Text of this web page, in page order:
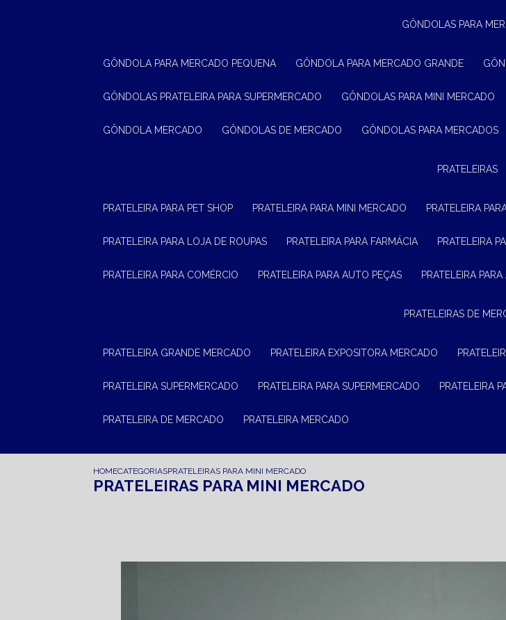
GÔNDOLAS PARA
GÔNDOLA PARA MERCADO PEQUENA GÔNDOLA PARA MERCADO GRANDE
GÔNDOLAS PRATELEIRA PARA SUPERMERCADO GÔNDOLAS PARA MINI MERCADO
GÔNDOLA MERCADO GÔNDOLAS DE MERCADO GÔNDOLAS PARA MERCADOS
PRATELEIRAS
PRATELEIRA PARA PET SHOP PRATELEIRA PARA MINI MERCADO PRATELEIRA
PRATELEIRA PARA LOJA DE ROUPAS PRATELEIRA PARA FARMÁCIA PRATELEIRA
PRATELEIRA PARA COMÉRCIO PRATELEIRA PARA AUTO PEÇAS PRATELEIRA
PRATELEIRAS DE
PRATELEIRA GRANDE MERCADO PRATELEIRA EXPOSITORA MERCADO
PRATELEIRA SUPERMERCADO PRATELEIRA PARA SUPERMERCADO PRATELEIRA
PRATELEIRA DE MERCADO PRATELEIRA MERCADO
HOMECATEGORIASPRATELEIRAS PARA MINI MERCADO
PRATELEIRAS PARA MINI MERCADO